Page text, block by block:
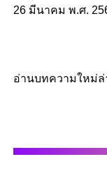
26 มีนาคม พ.ศ.
อ่านบทความใหม่ล่